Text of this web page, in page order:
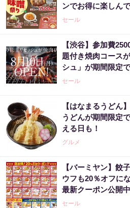
ンでお得に楽しんで
セール
【渋谷】参加費
題付き焼肉コース
シュ」が期間限定
受付中》
セール
【はなまるうどん
うどんが期間限定
える日も！
グルメ
【バーミヤン】餃
ウフも20％オフに
最新クーポン公開
セール